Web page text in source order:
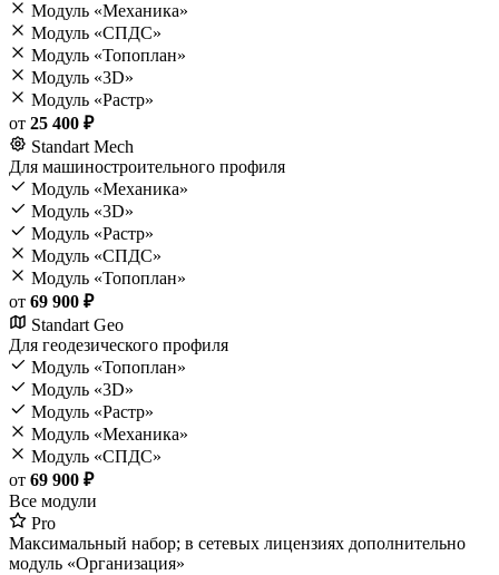
Модуль «Механика»
Модуль «СПДС»
Модуль «Топоплан»
Модуль «3D»
Модуль «Растр»
от 25 400 ₽
Standart Mech
Для машиностроительного профиля
Модуль «Механика»
Модуль «3D»
Модуль «Растр»
Модуль «СПДС»
Модуль «Топоплан»
от 69 900 ₽
Standart Geo
Для геодезического профиля
Модуль «Топоплан»
Модуль «3D»
Модуль «Растр»
Модуль «Механика»
Модуль «СПДС»
от 69 900 ₽
Все модули
Pro
Максимальный набор; в сетевых лицензиях дополнительно
модуль «Организация»